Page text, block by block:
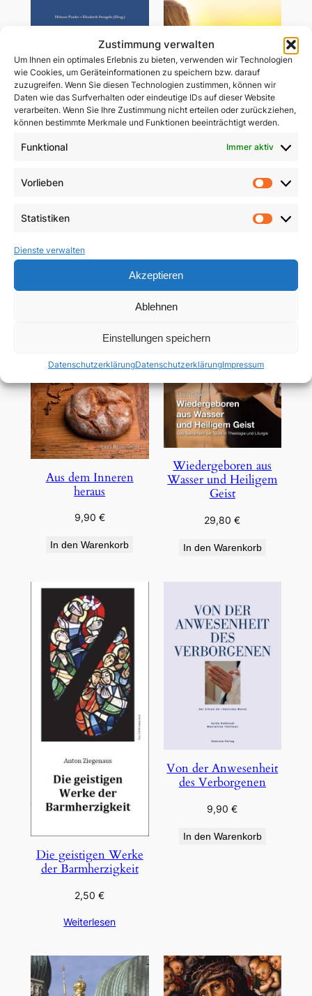
Zustimmung verwalten
Um Ihnen ein optimales Erlebnis zu bieten, verwenden wir Technologien
wie Cookies, um Geräteinformationen zu speichern bzw. darauf
zuzugreifen. Wenn Sie diesen Technologien zustimmen, können wir
Daten wie das Surfverhalten oder eindeutige IDs auf dieser Website
verarbeiten. Wenn Sie Ihre Zustimmung nicht erteilen oder zurückziehen,
können bestimmte Merkmale und Funktionen beeinträchtigt werden.
Funktional Immer aktiv
Vorlieben
Statistiken
Dienste verwalten
Akzeptieren
Ablehnen
Einstellungen speichern
DatenschutzerklärungDatenschutzerklärungImpressum
Ein Leben für das
Aus dem Inneren
heraus
9,90 €
In den Warenkorb
Wiedergeboren aus
Wasser und Heiligem
Geist
29,80€
In den Warenkorb
Die geistigen Werke
der Barmherzigkeit
2,50€
Weiterlesen
Von der Anwesenheit
des Verborgenen
9,90€
In den Warenkorb